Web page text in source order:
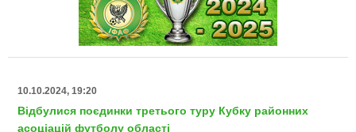
10.10.2024, 19:20
Відбулися поєдинки третього туру Кубку районних
асоціацій футболу області